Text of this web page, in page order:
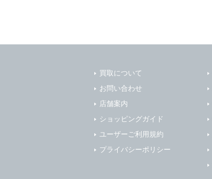
買取について
お問い合わせ
店舗案内
ショッピングガイド
ユーザーご利用規約
プライバシーポリシー